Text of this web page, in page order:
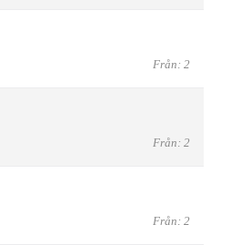
Från: 2
Från: 2
Från: 2